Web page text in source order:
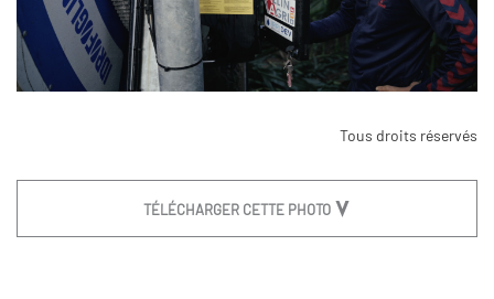
Tous droits réservés
TÉLÉCHARGER CETTE PHOTO